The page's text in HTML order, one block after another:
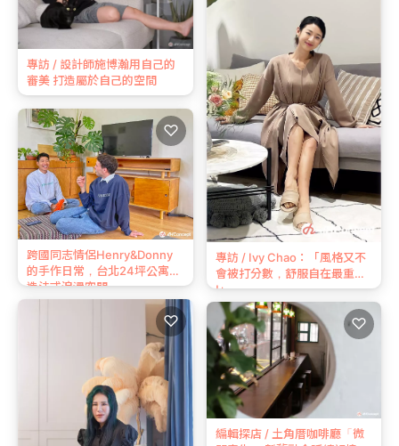
專訪 / 設計師施博瀚用自己的
審美 打造屬於自己的空間
專訪 / Ivy Chao：「風格又不
會被打分數，舒服自在最重要
!」
跨國同志情侶Henry&Donny
的手作日常，台北24坪公寓打
造法式浪漫空間
♡
編輯探店 / 土角厝咖啡廳「微
♡
♡